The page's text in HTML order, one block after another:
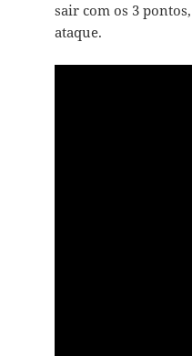
sair com os 3
ataque.